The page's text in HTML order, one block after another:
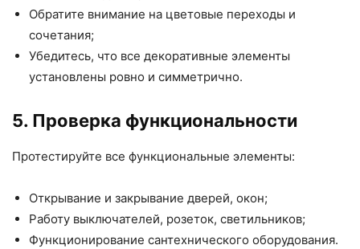
Обратите внимание на цветовые переходы и
сочетания;
Убедитесь, что все декоративные элементы
установлены ровно и симметрично.
5. Проверка функциональности
Протестируйте все функциональные элементы:
Открывание и закрывание дверей, окон;
Работу выключателей, розеток, светильников;
Функционирование сантехнического оборудования.